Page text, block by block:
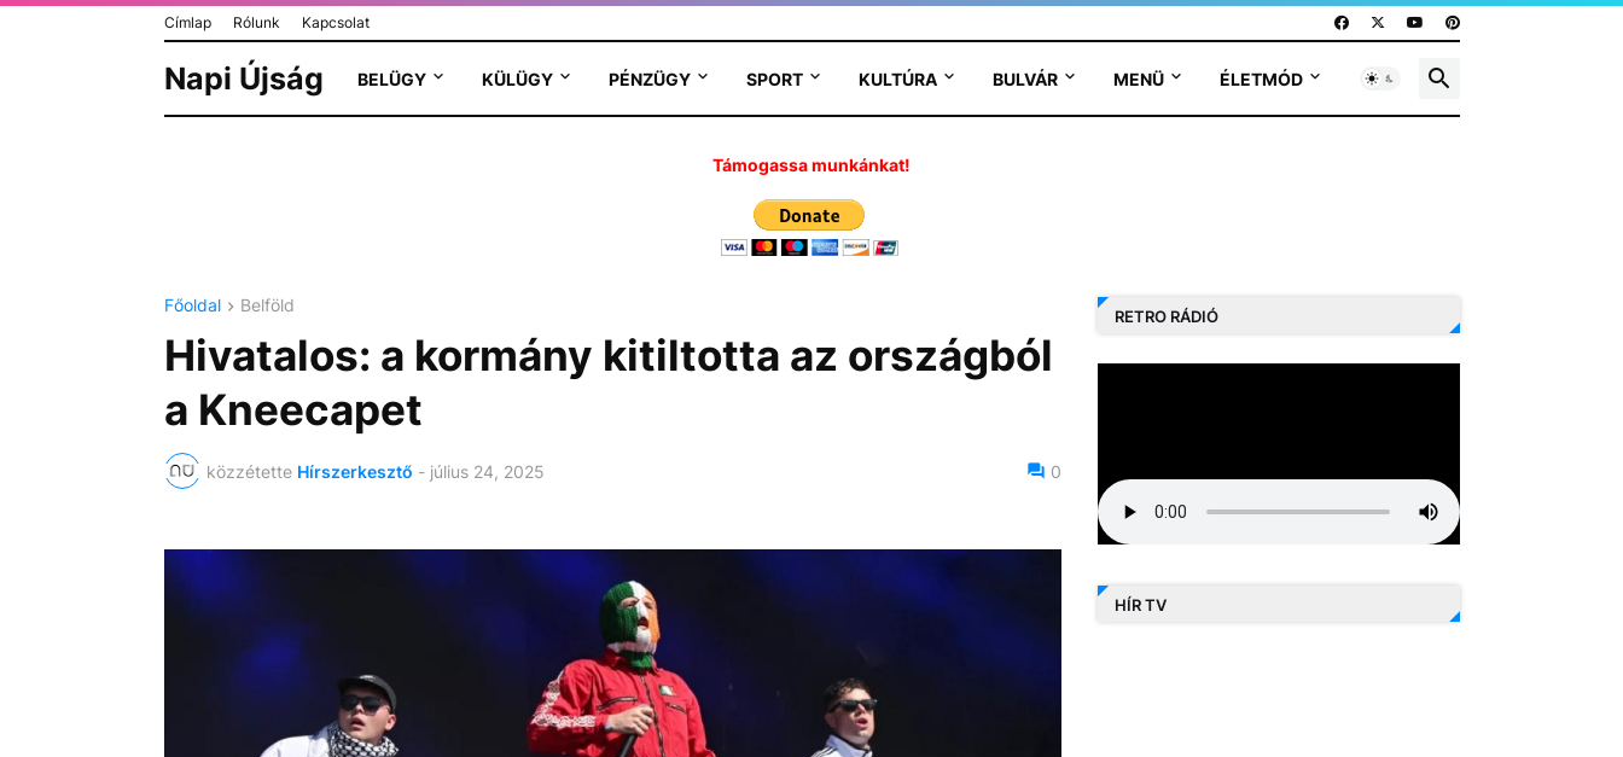
Címlap Rólunk Kapcsolat
Napi Újság BELÜGY KÜLÜGY PÉNZÜGY SPORT KULTÚRA BULVÁR MENÜ ÉLETMÓD
Támogassa munkánkat!
Főoldal Belföld
Hivatalos: a kormány kitiltotta az országból
a Kneecapet
közzétette Hírszerkesztő - július 24, 2025 0
RETRO RÁDIÓ
HÍR TV